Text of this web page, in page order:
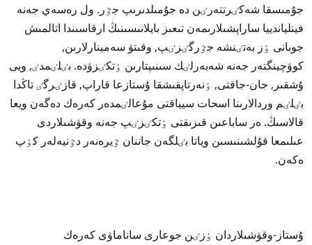
جۇمىسقا شەكٸرتتەرٸن دە جۇمىلدىرىپ جٷر. ول رەسەي جەنە
فينلياندييا ساراپشىلارىمەن تىعىز بايلانىسىنىڭ ارقاسىندا اتالمىش
جوبانى ٶز بەتٸنشە جٷرگٸزٸپ, وقىتۋ سەمينارلارىن,
كوۋچينگتەر جەنە شەبەرلٸك سىنىپتارىن ٶتكٸزۋدە. بٸلٸمدٸ, ويى
ۇشقىر, جان-جاقتى, ٶنەرتاپقىشقا ۇستازعا قاراپ, قازٸرگٸ تاڭدا
بٸلٸم وردالارىنا اسحات سيياقتى مۇعالٸمدەر كەرەك دەگەن ويعا
قالاسىڭ. ەر ساباعىن قىزىقتى ٶتكٸزٸپ جەنە وقۋشىلاردى
عىلىمعا قۇلشىنىسىن وياتا بٸلگەن جاننان ٷيرەنەر دٷنيەلەر كٶپ
ەكەن.
ۇستاز-وقۋشىلاردان ٶزٸن جوعارى ساناماۋى كەرەك